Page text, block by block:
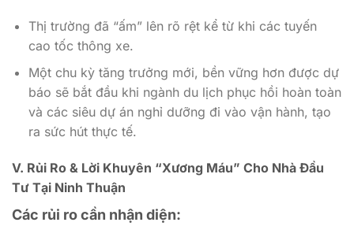
Thị trường đã “ấm” lên rõ rệt kể từ khi các tuyến
cao tốc thông xe.
Một chu kỳ tăng trưởng mới, bền vững hơn được dự
báo sẽ bắt đầu khi ngành du lịch phục hồi hoàn toàn
và các siêu dự án nghỉ dưỡng đi vào vận hành, tạo
ra sức hút thực tế.
V. Rủi Ro & Lời Khuyên “Xương Máu” Cho Nhà Đầu
Tư Tại Ninh Thuận
Các rủi ro cần nhận diện: